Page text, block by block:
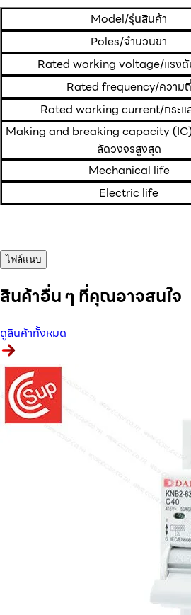
Model/รุ่นสินค้า
Poles/จำนวนขา
Rated working voltage/แรงดั
Rated frequency/ความถี่
Rated working current/กระแ
Making and breaking capacity
ลัดวงจรสูงสุด
Mechanical life
Electric life
ไฟล์แนบ
สินค้าอื่น ๆ ที่คุณอาจสนใจ
ดูสินค้าทั้งหมด